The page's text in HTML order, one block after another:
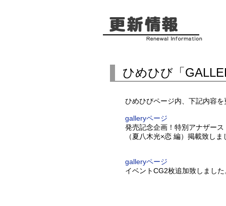
ひめひび「
ひめひびページ内、下記内容
galleryページ
発売記念企画！特別アナザース
（夏八木光×恋 編）掲載致しま
galleryページ
イベントCG2枚追加致しました